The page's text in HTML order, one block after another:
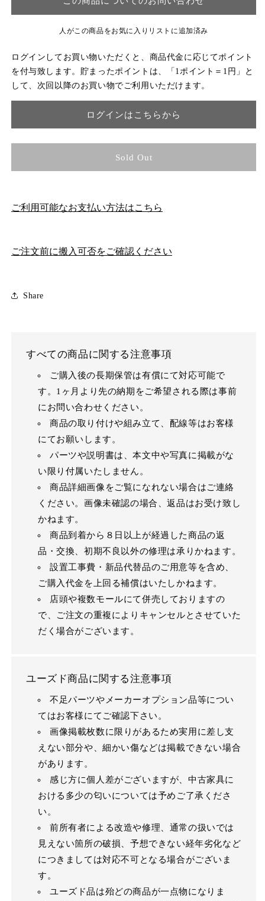
人がこの商品をお気に入りリストに追加済み
ログインしてお買い物いただくと、商品代金に応じてポイント
を付与致します。貯まったポイントは、「1ポイント＝1円」と
して、次回以降のお買い物でご利用いただけます。
ログインはこちらから
Sold Out
ご利用可能なお支払い方法はこちら
ご注文前に搬入可否をご確認ください
Share
すべての商品に関する注意事項
ご購入後の長期保管は有償にて対応可能で
す。1ヶ月より先の納期をご希望される際は事前
にお問い合わせください。
商品の取り付けや組み立て、配線等はお客様
にてお願いします。
パーツや説明書は、本文中や写真に掲載がな
い限り付属いたしません。
商品詳細画像をご覧になれない場合はご連絡
ください。画像未確認の場合、返品はお受け致し
かねます。
商品到着から８日以上が経過した商品の返
品・交換、初期不良以外の修理は承りかねます。
設置工事費・新品代替品のご用意等を含め、
ご購入代金を上回る補償はいたしかねます。
店頭や複数モールにて併売しておりますの
で、ご注文の重複によりキャンセルとさせていた
だく場合がございます。
ユーズド商品に関する注意事項
不足パーツやメーカーオプション品等につい
てはお客様にてご確認下さい。
画像掲載枚数に限りがあるため実用に差し支
えない部分や、細かい傷などは掲載できない場合
があります。
感じ方に個人差がございますが、中古家具に
おける多少の匂いについては予めご了承くださ
い。
前所有者による改造や修理、通常の扱いでは
見えない箇所の破損、予想できない経年劣化など
につきましては対応不可となる場合がございま
す。
ユーズド品は殆どの商品が一点物になりま